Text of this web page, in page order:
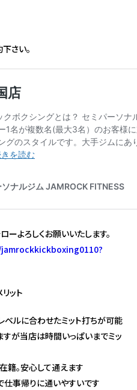
さい。
ーよろしくお願いいたします。
ット
ベルに合わせたミット打ちが可能
すが当店は時間いっぱいまでミッ
籍。安心して通えます
仕事帰りに通いやすいです